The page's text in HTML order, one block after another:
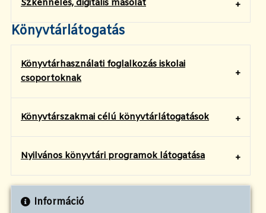
Szkennelés, digitális másolat
Könyvtárlátogatás
Könyvtárhasználati foglalkozás iskolai
csoportoknak
Könyvtárszakmai célú könyvtárlátogatások
Nyilvános könyvtári programok látogatása
Információ